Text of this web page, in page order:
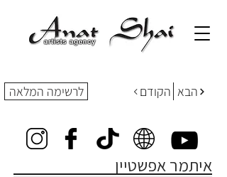
לרשימה המלאה הקודם הבא
איתמר אפשטיין